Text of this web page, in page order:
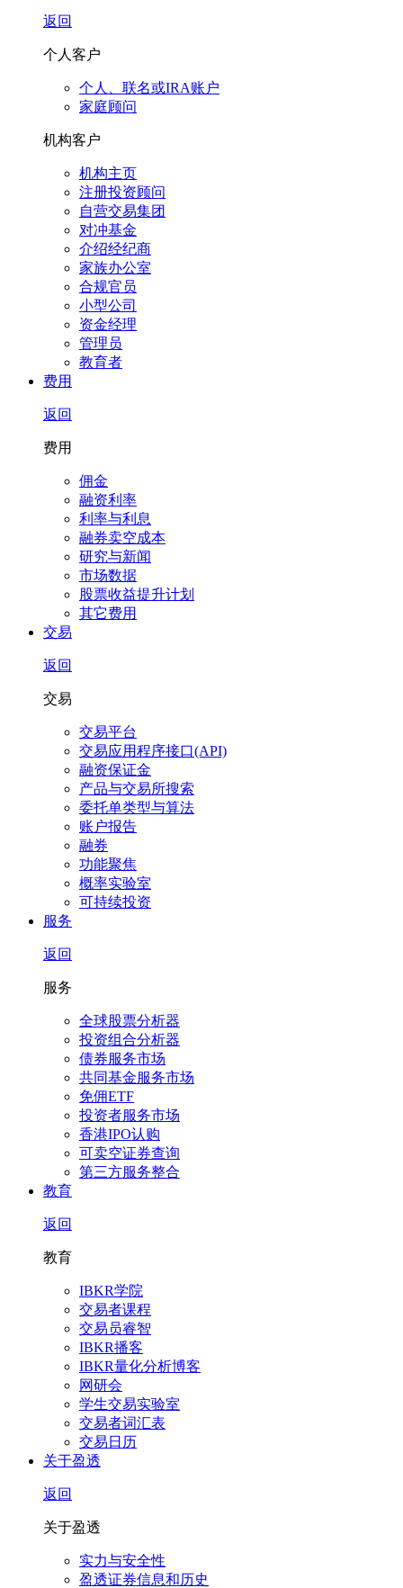
返回
个人客户
个人、联名或IRA账户
家庭顾问
机构客户
机构主页
注册投资顾问
自营交易集团
对冲基金
介绍经纪商
家族办公室
合规官员
小型公司
资金经理
管理员
教育者
费用
返回
费用
佣金
融资利率
利率与利息
融券卖空成本
研究与新闻
市场数据
股票收益提升计划
其它费用
交易
返回
交易
交易平台
交易应用程序接口(API)
融资保证金
产品与交易所搜索
委托单类型与算法
账户报告
融券
功能聚焦
概率实验室
可持续投资
服务
返回
服务
全球股票分析器
投资组合分析器
债券服务市场
共同基金服务市场
免佣ETF
投资者服务市场
香港IPO认购
可卖空证券查询
第三方服务整合
教育
返回
教育
IBKR学院
交易者课程
交易员睿智
IBKR播客
IBKR量化分析博客
网研会
学生交易实验室
交易者词汇表
交易日历
关于盈透
返回
关于盈透
实力与安全性
盈透证券信息和历史